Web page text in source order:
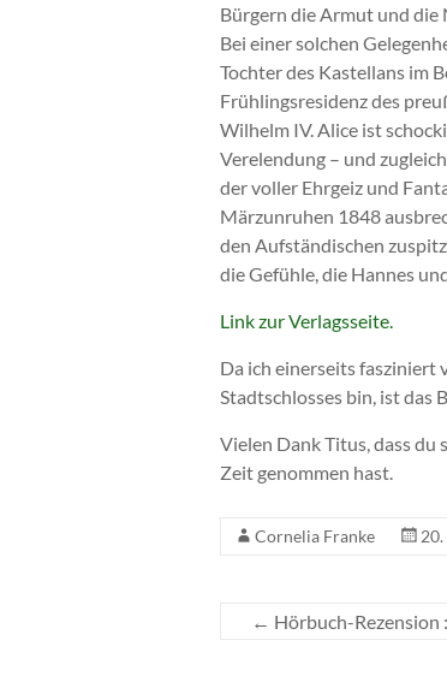
Bürgern die Armut und die
Bei einer solchen
Tochter des Kastellans im
Frühlingsresidenz des
Wilhelm IV. Alice ist
Verelendung – und
der voller Ehrgeiz und
Märzunruhen 1848
den Aufständischen
die Gefühle, die Hannes
Link zur Verlagsseite.
Da ich einerseits fasziniert
Stadtschlosses bin, ist das
Vielen Dank Titus, dass
Zeit genommen hast.
Cornelia Franke
← Hörbuch-Rezension